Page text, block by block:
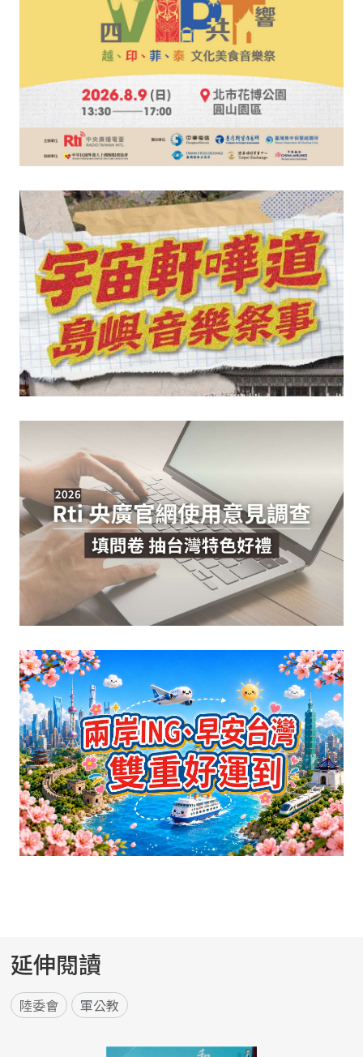
延伸閱讀
陸委會 軍公教